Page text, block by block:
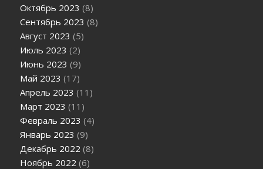
Октябрь 2023 (8)
Сентябрь 2023 (8)
Август 2023 (5)
Июль 2023 (2)
Июнь 2023 (9)
Май 2023 (17)
Апрель 2023 (11)
Март 2023 (11)
Февраль 2023 (4)
Январь 2023 (9)
Декабрь 2022 (8)
Ноябрь 2022 (6)